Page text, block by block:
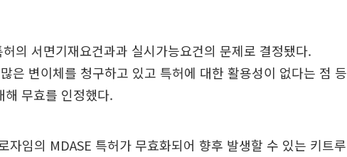
의 서면기재요건과과 실시가능요건의 문제로 결정됐다.
은 변이체를 청구하고 있고 특허에 대한 활용성이 없다는 점 등
무효를 인정했다.
자임의 MDASE 특허가 무효화되어 향후 발생할 수 있는 키트루